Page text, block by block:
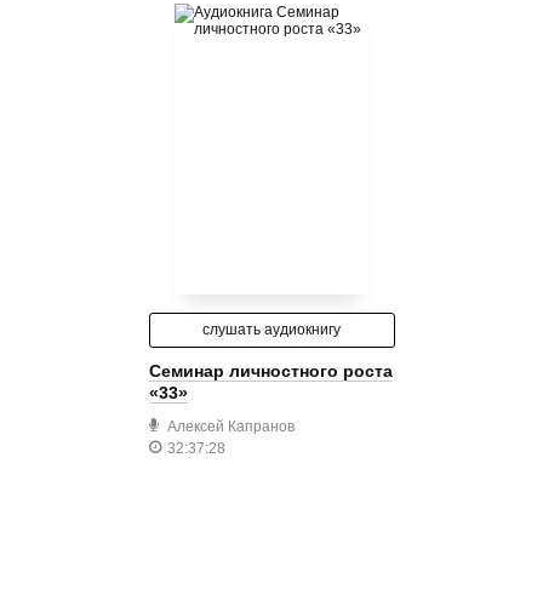
слушать аудиокнигу
Семинар личностного роста
«33»
Алексей Капранов
32:37:28